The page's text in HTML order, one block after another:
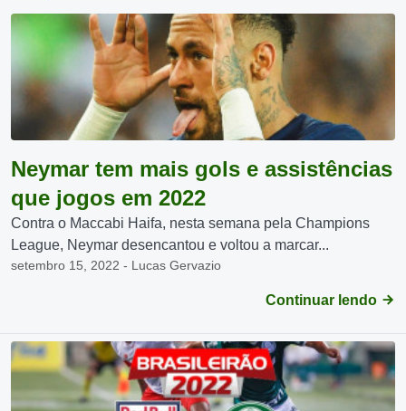
Neymar tem mais gols e assistências
que jogos em 2022
Contra o Maccabi Haifa, nesta semana pela Champions
League, Neymar desencantou e voltou a marcar...
setembro 15, 2022 - Lucas Gervazio
Continuar lendo